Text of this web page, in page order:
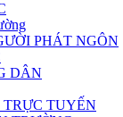
PHÁT NGÔN
DÂN
TUYẾN